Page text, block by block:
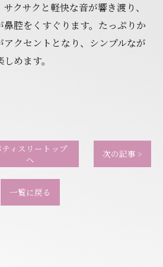
クサクと軽快な音が響き渡り、
腔をくすぐります。たっぷりか
クセントとなり、シンプルなが
めます。
ティスリートップ
へ
次の記事 >
一覧に戻る